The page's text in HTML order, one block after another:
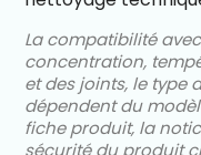
La compatibilité
concentration,
et des joints, le type
dépendent du
fiche produit, la
sécurité du produit